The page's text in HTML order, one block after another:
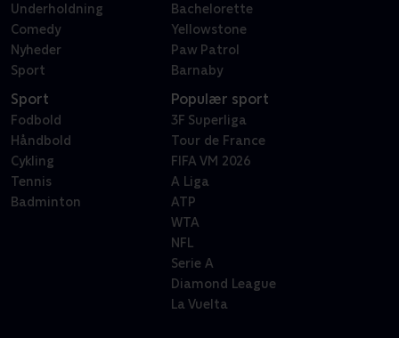
Underholdning
Comedy
Nyheder
Sport
Bachelorette
Yellowstone
Paw Patrol
Barnaby
Sport
Fodbold
Håndbold
Cykling
Tennis
Badminton
Populær sport
3F Superliga
Tour de France
FIFA VM 2026
A Liga
ATP
WTA
NFL
Serie A
Diamond League
La Vuelta